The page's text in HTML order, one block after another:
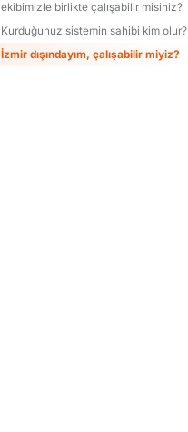
ekibimizle birlikte çalışabilir misiniz?
Kurduğunuz sistemin sahibi kim olur?
İzmir dışındayım, çalışabilir miyiz?